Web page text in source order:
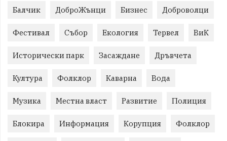
Балчик ДоброЖънци Бизнес Доброволци
Фестивал Събор Екология Тервел ВиК
Исторически парк Засаждане Дръвчета
Култура Фолклор Каварна Вода
Музика Местна власт Развитие Полиция
Блокира Информация Корупция Фолклор